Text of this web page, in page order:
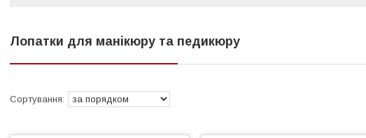
Лопатки для манікюру та педикюру